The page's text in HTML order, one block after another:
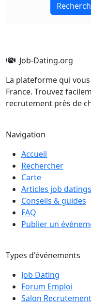
Job-Dating.org
La plateforme qui
France. Trouvez
recrutement près de
Navigation
Accueil
Rechercher
Carte
Articles job datings
Conseils & guides
FAQ
Publier un
Types d'événements
Job Dating
Forum Emploi
Salon Recrutement